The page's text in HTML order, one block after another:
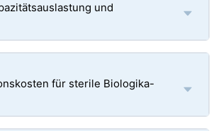
und
für sterile Biologika-